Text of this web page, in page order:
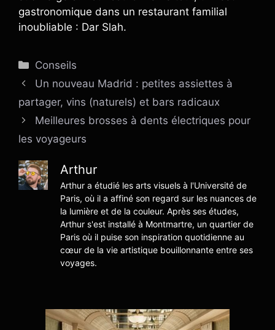
gastronomique dans un restaurant familial
inoubliable : Dar Slah.
Catégories
Conseils
Un nouveau Madrid : petites assiettes à
partager, vins (naturels) et bars radicaux
Meilleures brosses à dents électriques pour
les voyageurs
Arthur
Arthur a étudié les arts visuels à l'Université de
Paris, où il a affiné son regard sur les nuances de
la lumière et de la couleur. Après ses études,
Arthur s'est installé à Montmartre, un quartier de
Paris où il puise son inspiration quotidienne au
cœur de la vie artistique bouillonnante entre ses
voyages.